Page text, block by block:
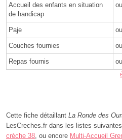
Accueil des enfants en situation
de handicap
Paje
Couches fournies
Repas fournis
Cette fiche détaillant La Ronde des
LesCreches.fr dans les listes
crèche 38 , ou encore Multi-Accueil